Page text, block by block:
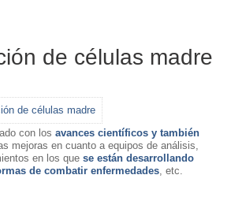
de células madre
con los avances científicos y también
mejoras en cuanto a equipos de análisis,
en los que se están desarrollando
de combatir enfermedades, etc.